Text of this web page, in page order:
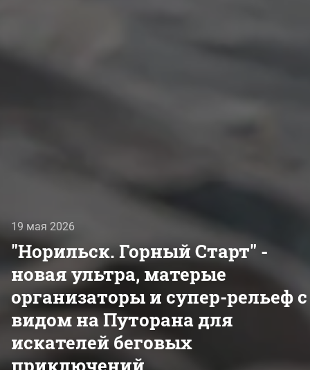
19 мая 2026
"Норильск. Горный Старт" -
новая ультра, матерые
организаторы и супер-рельеф с
видом на Путорана для
искателей беговых
приключений